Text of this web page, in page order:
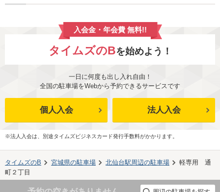
入会金・年会費 無料!!
タイムズのBを始めよう！
一日に何度も出し入れ自由！
全国の駐車場をWebから予約できるサービスです
個人入会 法人入会
※法人入会は、別途タイムズビジネスカード発行手数料がかかります。
タイムズのB 宮城県の駐車場 北仙台駅周辺の駐車場
軽専用 通
町２丁目